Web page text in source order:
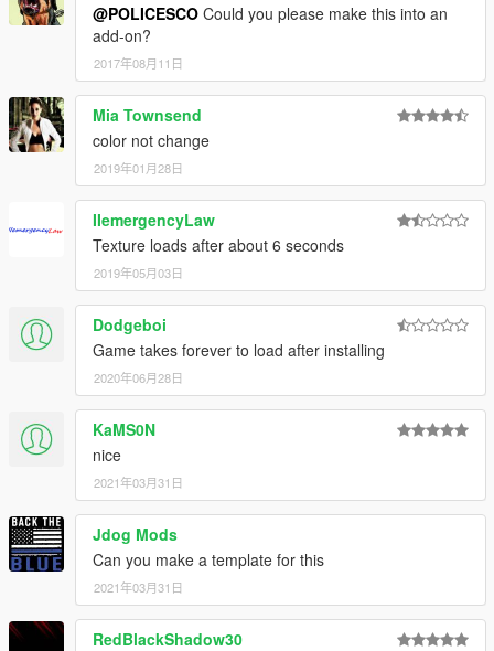
@POLICESCO Could you please make this into an
add-on?
2017年08月11日
Mia Townsend
color not change
2019年01月28日
IIemergencyLaw
Texture loads after about 6 seconds
2019年05月03日
Dodgeboi
Game takes forever to load after installing
2020年06月28日
KaMS0N
nice
2021年03月31日
Jdog Mods
Can you make a template for this
2021年03月31日
RedBlackShadow30